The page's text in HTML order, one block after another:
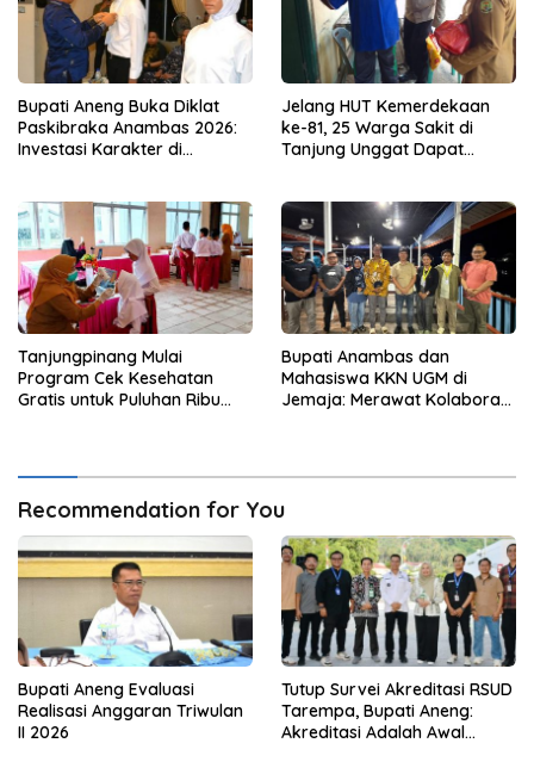
Bupati Aneng Buka Diklat
Paskibraka Anambas 2026:
Investasi Karakter di
Jelang HUT Kemerdekaan
ke-81, 25 Warga Sakit di
Tanjung Unggat Dapat
Tanjungpinang Mulai
Program Cek Kesehatan
Gratis untuk Puluhan Ribu
Bupati Anambas dan
Mahasiswa KKN UGM di
Jemaja: Merawat Kolaborasi
Recommendation for You
Bupati Aneng Evaluasi
Realisasi Anggaran Triwulan
II 2026
Tutup Survei Akreditasi RSUD
Tarempa, Bupati Aneng:
Akreditasi Adalah Awal